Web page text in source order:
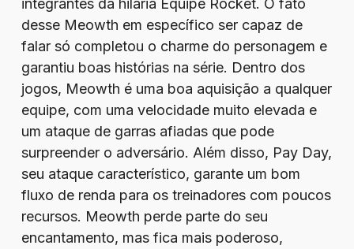
desse Meowth em específico ser capaz de
falar só completou o charme do personagem e
garantiu boas histórias na série. Dentro dos
jogos, Meowth é uma boa aquisição a qualquer
equipe, com uma velocidade muito elevada e
um ataque de garras afiadas que pode
surpreender o adversário. Além disso, Pay Day,
seu ataque característico, garante um bom
fluxo de renda para os treinadores com poucos
recursos. Meowth perde parte do seu
encantamento, mas fica mais poderoso,